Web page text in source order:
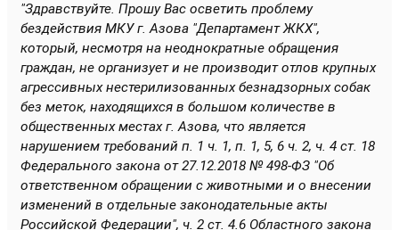
"Здравствуйте. Прошу Вас осветить проблему
бездействия МКУ г. Азова "Департамент ЖКХ",
который, несмотря на неоднократные обращения
граждан, не организует и не производит отлов крупных
агрессивных нестерилизованных безнадзорных собак
без меток, находящихся в большом количестве в
общественных местах г. Азова, что является
нарушением требований п. 1 ч. 1, п. 1, 5, 6 ч. 2, ч. 4 ст. 18
Федерального закона от 27.12.2018 № 498-ФЗ "Об
ответственном обращении с животными и о внесении
изменений в отдельные законодательные акты
Российской Федерации", ч. 2 ст. 4.6 Областного закона